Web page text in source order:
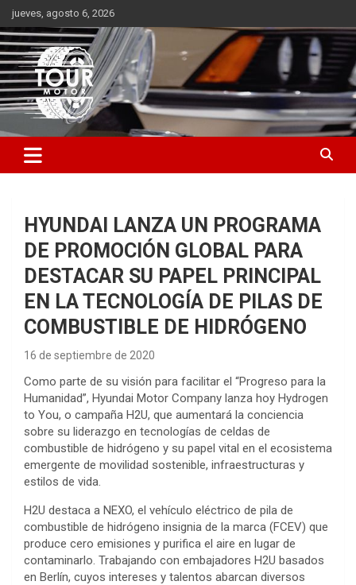
Saltar
al
contenido
jueves, agosto 6, 2026
Tour Motor
Plataforma de contenido audiovisual para el sector automotriz
HYUNDAI LANZA UN PROGRAMA
DE PROMOCIÓN GLOBAL PARA
DESTACAR SU PAPEL PRINCIPAL
EN LA TECNOLOGÍA DE PILAS DE
COMBUSTIBLE DE HIDRÓGENO
16 de septiembre de 2020
Como parte de su visión para facilitar el “Progreso para la
Humanidad”, Hyundai Motor Company lanza hoy Hydrogen
to You, o campaña H2U, que aumentará la conciencia
sobre su liderazgo en tecnologías de celdas de
combustible de hidrógeno y su papel vital en el ecosistema
emergente de movilidad sostenible, infraestructuras y
estilos de vida.
H2U destaca a NEXO, el vehículo eléctrico de pila de
combustible de hidrógeno insignia de la marca (FCEV) que
produce cero emisiones y purifica el aire en lugar de
contaminarlo. Trabajando con embajadores H2U basados
en Berlín, cuyos intereses y talentos abarcan diversos